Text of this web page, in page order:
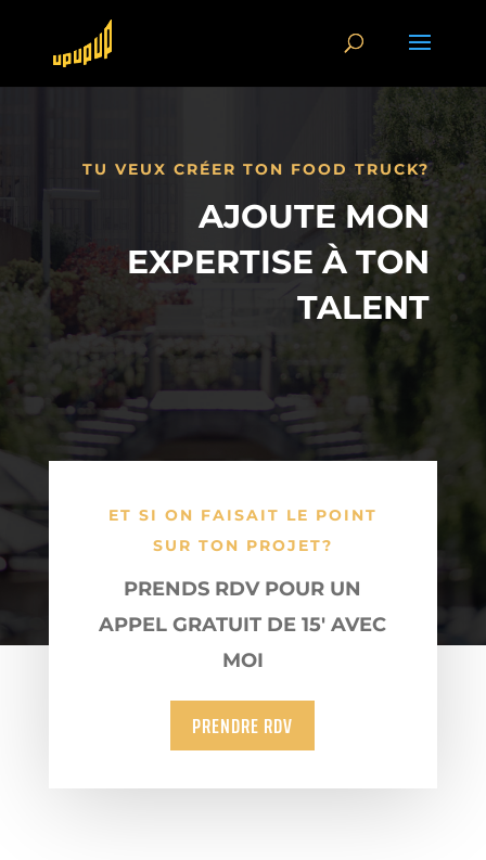
TU VEUX CRÉER TON FOOD TRUCK?
AJOUTE MON
EXPERTISE À TON
TALENT
ET SI ON FAISAIT LE POINT
SUR TON PROJET?
PRENDS RDV POUR UN
APPEL GRATUIT DE 15′ AVEC
MOI
PRENDRE RDV